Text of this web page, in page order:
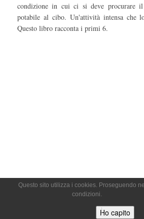
condizione in cui ci si deve procurare il
potabile al cibo. Un'attività intensa che
Questo libro racconta i primi 6.
Questo sito utilizza i cookies. Proseguendo
condizioni.
Ho capito